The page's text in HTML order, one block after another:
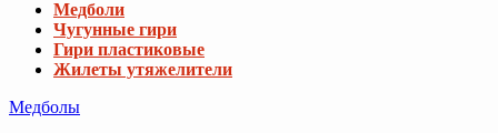
Медболи
Чугунные гири
Гири пластиковые
Жилеты утяжелители
Медболы